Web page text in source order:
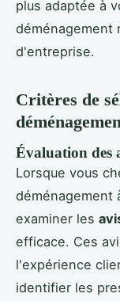
plus adaptée à
déménagement
d'entreprise.
Critères de
Évaluation des
Lorsque vous
déménagement
examiner les
efficace. Ces
l'expérience
identifier les